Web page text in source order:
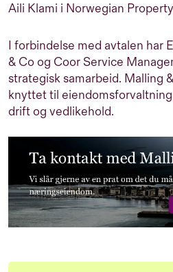
Aili Klami i Norwegian
I forbindelse med avtalen har
& Co og Coor Service
strategisk samarbeid. Malling
knyttet til
drift og vedlikehold.